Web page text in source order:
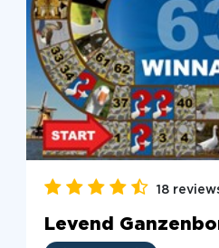
18
Levend